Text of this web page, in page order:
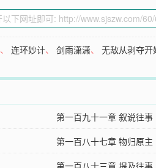
、连环妙计、剑雨潇潇、无敌从剥夺开
第一百九十一章 叙说往事
第一百八十七章 物归原主
第一百八十三章 提及往事